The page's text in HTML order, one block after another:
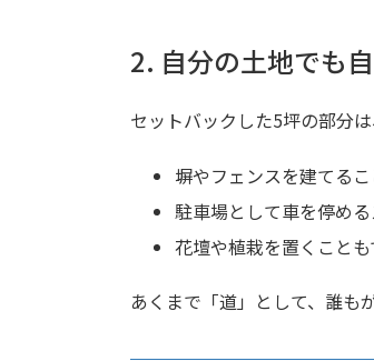
2. 自分の土地でも
セットバックした5坪の部分
塀やフェンスを建てるこ
駐車場として車を停め
花壇や植栽を置くことも
あくまで「道」として、誰も